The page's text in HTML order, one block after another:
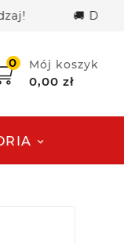
🚚 Darmowa
0 Mój koszyk
0,00 zł